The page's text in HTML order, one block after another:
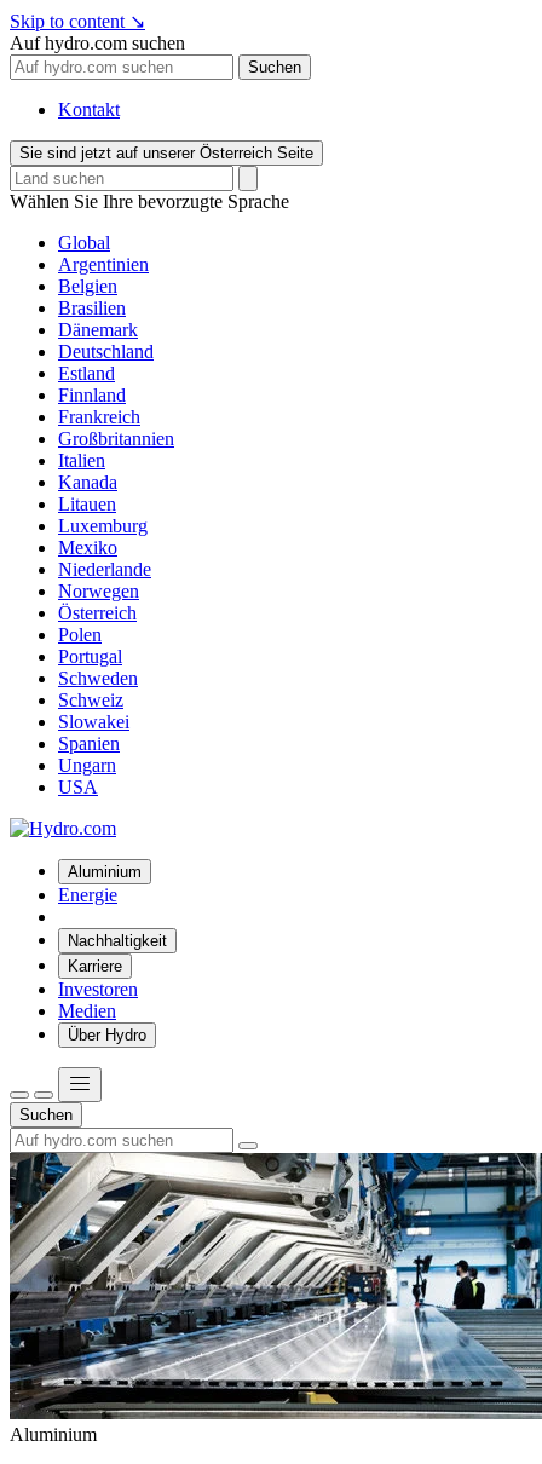
Skip to content ↘
Auf hydro.com suchen
Suchen
Kontakt
Sie sind jetzt auf unserer Österreich Seite
Wählen Sie Ihre bevorzugte Sprache
Global
Argentinien
Belgien
Brasilien
Dänemark
Deutschland
Estland
Finnland
Frankreich
Großbritannien
Italien
Kanada
Litauen
Luxemburg
Mexiko
Niederlande
Norwegen
Österreich
Polen
Portugal
Schweden
Schweiz
Slowakei
Spanien
Ungarn
USA
Aluminium
Energie
Nachhaltigkeit
Karriere
Investoren
Medien
Über Hydro
Suchen
Aluminium